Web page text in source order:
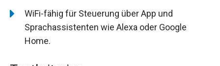
WiFi-fähig für Steuerung über App und
Sprachassistenten wie Alexa oder Google
Home.